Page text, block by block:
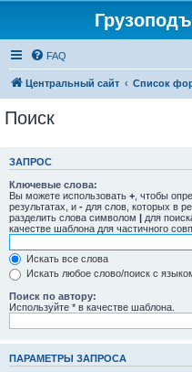
FAQ
Центральный сайт Список
Поиск
ЗАПРОС
Ключевые слова:
Вы можете использовать + , чтобы
результатах, и - для слов, которых в
разделить слова символом | для
качестве шаблона для частичного
Искать все слова
Искать любое слово/поиск с
Поиск по автору:
Используйте * в качестве шаблона.
ПАРАМЕТРЫ ЗАПРОСА